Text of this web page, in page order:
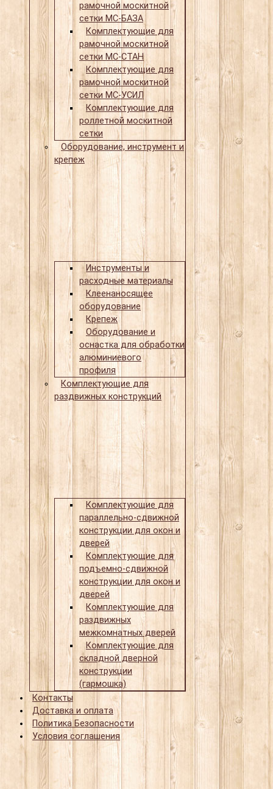
рамочной москитной
сетки МС-БАЗА
Комплектующие для
рамочной москитной
сетки МС-СТАН
Комплектующие для
рамочной москитной
сетки МС-УСИЛ
Комплектующие для
роллетной москитной
сетки
Оборудование, инструмент и
крепеж
Инструменты и
расходные материалы
Клеенаносящее
оборудование
Крепеж
Оборудование и
оснастка для обработки
алюминиевого
профиля
Комплектующие для
раздвижных конструкций
Комплектующие для
параллельно-сдвижной
конструкции для окон и
дверей
Комплектующие для
подъемно-сдвижной
конструкции для окон и
дверей
Комплектующие для
раздвижных
межкомнатных дверей
Комплектующие для
складной дверной
конструкции
(гармошка)
Контакты
Доставка и оплата
Политика Безопасности
Условия соглашения